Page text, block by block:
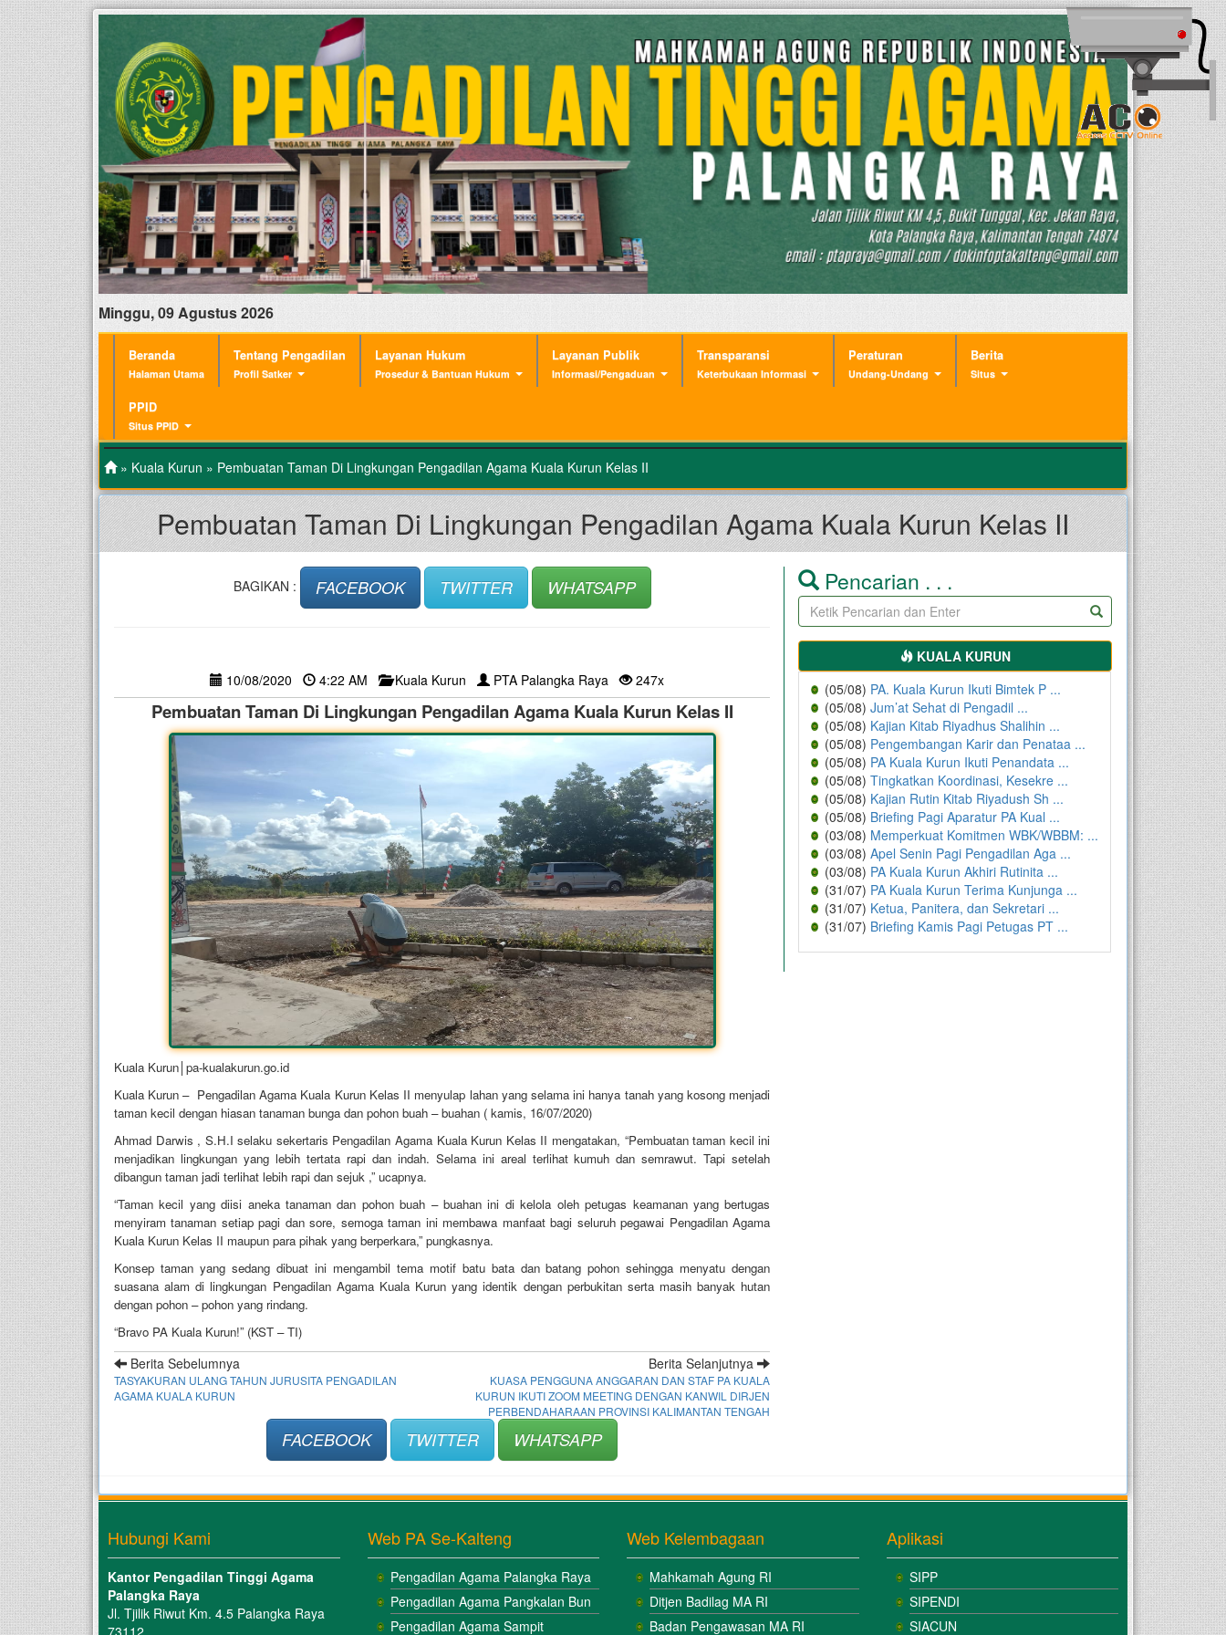
Minggu, 09 Agustus 2026
Beranda
Halaman Utama
Tentang Pengadilan
Profil Satker
Layanan Hukum
Prosedur & Bantuan Hukum
Layanan Publik
Informasi/Pengaduan
Transparansi
Keterbukaan Informasi
Peraturan
Undang-Undang
Berita
Situs
PPID
Situs PPID
» Kuala Kurun » Pembuatan Taman Di Lingkungan Pengadilan Agama Kuala Kurun Kelas II
Pembuatan Taman Di Lingkungan Pengadilan Agama Kuala Kurun Kelas II
BAGIKAN : FACEBOOK TWITTER WHATSAPP
10/08/2020 4:22 AM Kuala Kurun PTA Palangka Raya 247x
Pembuatan Taman Di Lingkungan Pengadilan Agama Kuala Kurun Kelas II
Kuala Kurun│pa-kualakurun.go.id
Kuala Kurun – Pengadilan Agama Kuala Kurun Kelas II menyulap lahan yang selama ini hanya tanah yang kosong menjadi
taman kecil dengan hiasan tanaman bunga dan pohon buah – buahan ( kamis, 16/07/2020)
Ahmad Darwis , S.H.I selaku sekertaris Pengadilan Agama Kuala Kurun Kelas II mengatakan, “Pembuatan taman kecil ini
menjadikan lingkungan yang lebih tertata rapi dan indah. Selama ini areal terlihat kumuh dan semrawut. Tapi setelah
dibangun taman jadi terlihat lebih rapi dan sejuk ,” ucapnya.
“Taman kecil yang diisi aneka tanaman dan pohon buah – buahan ini di kelola oleh petugas keamanan yang bertugas
menyiram tanaman setiap pagi dan sore, semoga taman ini membawa manfaat bagi seluruh pegawai Pengadilan Agama
Kuala Kurun Kelas II maupun para pihak yang berperkara,” pungkasnya.
Konsep taman yang sedang dibuat ini mengambil tema motif batu bata dan batang pohon sehingga menyatu dengan
suasana alam di lingkungan Pengadilan Agama Kuala Kurun yang identik dengan perbukitan serta masih banyak hutan
dengan pohon – pohon yang rindang.
“Bravo PA Kuala Kurun!” (KST – TI)
Berita Sebelumnya
TASYAKURAN ULANG TAHUN JURUSITA PENGADILAN
AGAMA KUALA KURUN
Berita Selanjutnya
KUASA PENGGUNA ANGGARAN DAN STAF PA KUALA
KURUN IKUTI ZOOM MEETING DENGAN KANWIL DIRJEN
PERBENDAHARAAN PROVINSI KALIMANTAN TENGAH
FACEBOOK TWITTER WHATSAPP
Pencarian . . .
KUALA KURUN
(05/08) PA. Kuala Kurun Ikuti Bimtek P ...
(05/08) Jum’at Sehat di Pengadil ...
(05/08) Kajian Kitab Riyadhus Shalihin ...
(05/08) Pengembangan Karir dan Penataa ...
(05/08) PA Kuala Kurun Ikuti Penandata ...
(05/08) Tingkatkan Koordinasi, Kesekre ...
(05/08) Kajian Rutin Kitab Riyadush Sh ...
(05/08) Briefing Pagi Aparatur PA Kual ...
(03/08) Memperkuat Komitmen WBK/WBBM: ...
(03/08) Apel Senin Pagi Pengadilan Aga ...
(03/08) PA Kuala Kurun Akhiri Rutinita ...
(31/07) PA Kuala Kurun Terima Kunjunga ...
(31/07) Ketua, Panitera, dan Sekretari ...
(31/07) Briefing Kamis Pagi Petugas PT ...
Hubungi Kami
Kantor Pengadilan Tinggi Agama
Palangka Raya
Jl. Tjilik Riwut Km. 4.5 Palangka Raya
73112
Web PA Se-Kalteng
Pengadilan Agama Palangka Raya
Pengadilan Agama Pangkalan Bun
Pengadilan Agama Sampit
Web Kelembagaan
Mahkamah Agung RI
Ditjen Badilag MA RI
Badan Pengawasan MA RI
Aplikasi
SIPP
SIPENDI
SIACUN